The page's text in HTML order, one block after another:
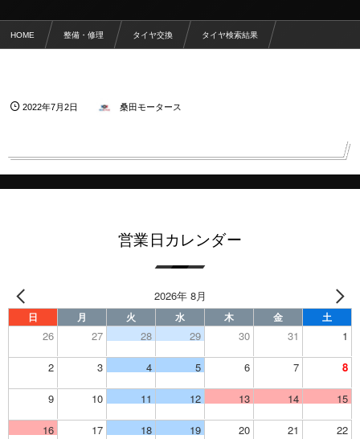
HOME 整備・修理 タイヤ交換 タイヤ検索結果
2022年7月2日 桑田モータース
営業日カレンダー
2026年 8月
日 月 火 水 木 金 土
26 27 28 29 30 31 1
2 3 4 5 6 7 8
9 10 11 12 13 14 15
16 17 18 19 20 21 22